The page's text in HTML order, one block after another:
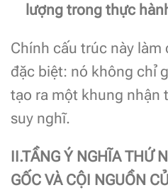
lượng trong thực
Chính cấu trúc này
đặc biệt: nó không chỉ
tạo ra một khung nhận
suy nghĩ.
II.TẦNG Ý NGHĨA THỨ
GỐC VÀ CỘI NGUỒN